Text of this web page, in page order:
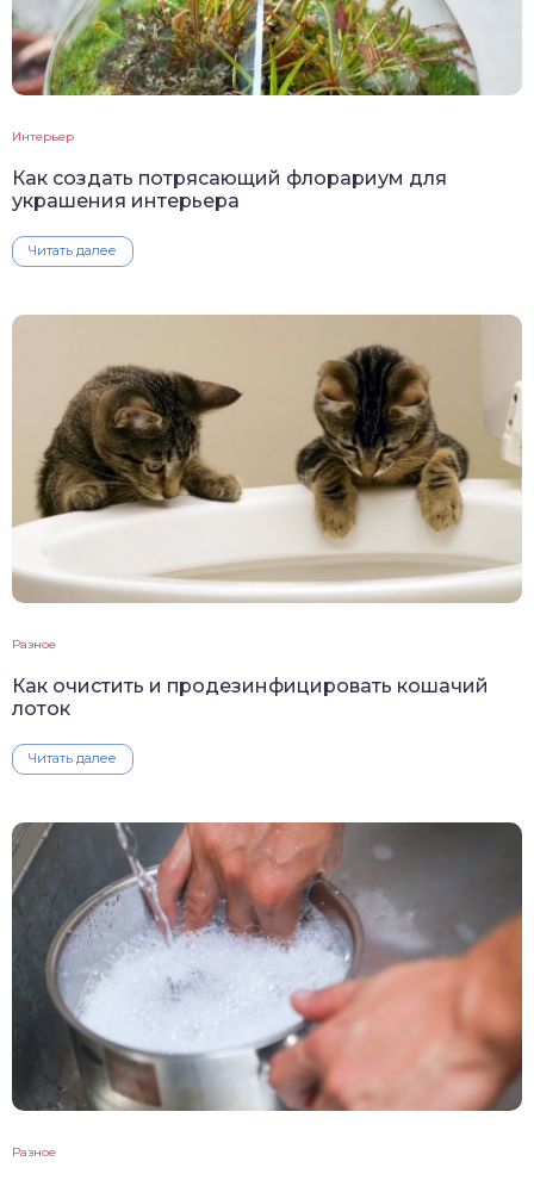
Интерьер
Как создать потрясающий флорариум для
украшения интерьера
Читать далее
Разное
Как очистить и продезинфицировать кошачий
лоток
Читать далее
Разное